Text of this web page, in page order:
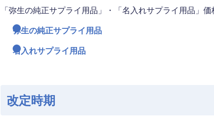
「弥生の純正サプライ用品」・「名入れサプライ用品」
弥生の純正サプライ用品
名入れサプライ用品
改定時期